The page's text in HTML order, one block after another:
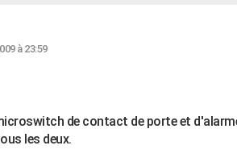
à 23:59
de contact de porte et
les deux.